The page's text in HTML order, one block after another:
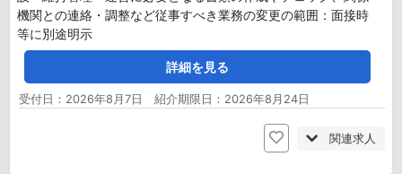
機関との連絡・調整など従事すべき業務の変更の範囲：面接時
等に別途明示
詳細を見る
受付日：2026年8月7日 紹介期限日：2026年8月24日
関連求人